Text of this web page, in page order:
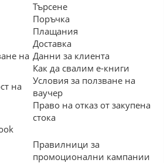
на
на
Търсене
Поръчка
Плащания
Доставка
Данни за клиента
Как да свалим е-книги
Условия за ползване на
ваучер
Право на отказ от закупена
стока
Правилници за
промоционални кампании